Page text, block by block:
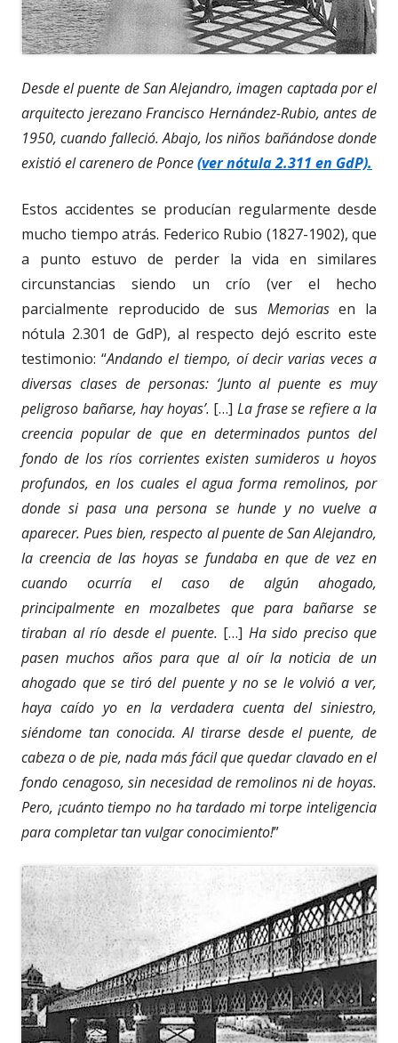
Desde el puente de San Alejandro, imagen captada por el
arquitecto jerezano Francisco Hernández-Rubio, antes de
1950, cuando falleció. Abajo, los niños bañándose donde
existió el carenero de Ponce(ver nótula 2.311 en GdP).
Estos accidentes se producían regularmente desde
mucho tiempo atrás. Federico Rubio (1827-1902), que
a punto estuvo de perder la vida en similares
circunstancias siendo un crío (ver el hecho
parcialmente reproducido de sus Memoriasen la
nótula 2.301 de GdP), al respecto dejó escrito este
testimonio: “Andando el tiempo, oí decir varias veces a
diversas clases de personas: ‘Junto al puente es muy
peligroso bañarse, hay hoyas’. […]La frase se refiere a la
creencia popular de que en determinados puntos del
fondo de los ríos corrientes existen sumideros u hoyos
profundos, en los cuales el agua forma remolinos, por
donde si pasa una persona se hunde y no vuelve a
aparecer. Pues bien, respecto al puente de San Alejandro,
la creencia de las hoyas se fundaba en que de vez en
cuando ocurría el caso de algún ahogado,
principalmente en mozalbetes que para bañarse se
tiraban al río desde el puente. […] Ha sido preciso que
pasen muchos años para que al oír la noticia de un
ahogado que se tiró del puente y no se le volvió a ver,
haya caído yo en la verdadera cuenta del siniestro,
siéndome tan conocida. Al tirarse desde el puente, de
cabeza o de pie, nada más fácil que quedar clavado en el
fondo cenagoso, sin necesidad de remolinos ni de hoyas.
Pero, ¡cuánto tiempo no ha tardado mi torpe inteligencia
para completar tan vulgar conocimiento!”